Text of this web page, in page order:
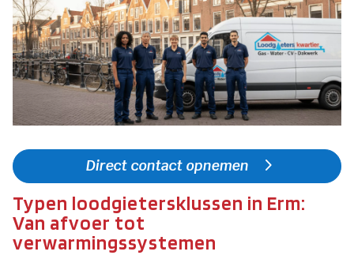
Direct contact opnemen
Typen loodgietersklussen in Erm:
Van afvoer tot
verwarmingssystemen